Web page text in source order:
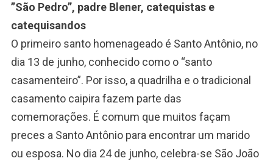
”São Pedro”, padre Blener, catequistas e
catequisandos
O primeiro santo homenageado é Santo Antônio, no
dia 13 de junho, conhecido como o “santo
casamenteiro”. Por isso, a quadrilha e o tradicional
casamento caipira fazem parte das
comemorações. É comum que muitos façam
preces a Santo Antônio para encontrar um marido
ou esposa. No dia 24 de junho, celebra-se São João